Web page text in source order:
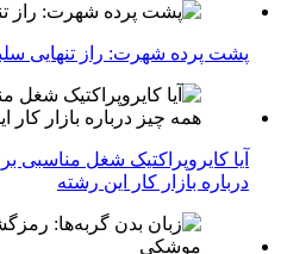
پشت پرده شهرت: راز تنهایی
آیا کایروپراکتیک شغل
درباره بازار کار این رشته